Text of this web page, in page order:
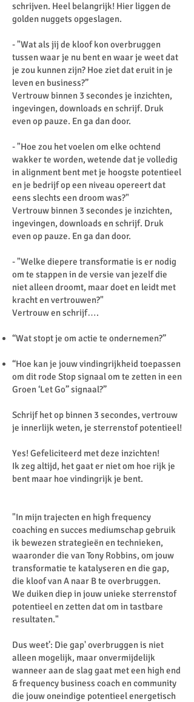
schrijven. Heel belangrijk! Hier liggen de
golden nuggets opgeslagen.
- "Wat als jij de kloof kon overbruggen
tussen waar je nu bent en waar je weet dat
je zou kunnen zijn? Hoe ziet dat eruit in je
leven en business?”
Vertrouw binnen 3 secondes je inzichten,
ingevingen, downloads en schrijf. Druk
even op pauze. En ga dan door.
- "Hoe zou het voelen om elke ochtend
wakker te worden, wetende dat je volledig
in alignment bent met je hoogste potentieel
en je bedrijf op een niveau opereert dat
eens slechts een droom was?"
Vertrouw binnen 3 secondes je inzichten,
ingevingen, downloads en schrijf. Druk
even op pauze. En ga dan door.
- "Welke diepere transformatie is er nodig
om te stappen in de versie van jezelf die
niet alleen droomt, maar doet en leidt met
kracht en vertrouwen?"
Vertrouw en schrijf….
“Wat stopt je om actie te ondernemen?”
“Hoe kan je jouw vindingrijkheid toepassen
om dit rode Stop signaal om te zetten in een
Groen ‘Let Go” signaal?”
Schrijf het op binnen 3 secondes, vertrouw
je innerlijk weten, je sterrenstof potentieel!
Yes! Gefeliciteerd met deze inzichten!
Ik zeg altijd, het gaat er niet om hoe rijk je
bent maar hoe vindingrijk je bent.
"In mijn trajecten en high frequency
coaching en succes mediumschap gebruik
ik bewezen strategieën en technieken,
waaronder die van Tony Robbins, om jouw
transformatie te katalyseren en die gap,
die kloof van A naar B te overbruggen.
We duiken diep in jouw unieke sterrenstof
potentieel en zetten dat om in tastbare
resultaten."
Dus weet’: Die gap' overbruggen is niet
alleen mogelijk, maar onvermijdelijk
wanneer aan de slag gaat met een high end
& frequency business coach en community
die jouw oneindige potentieel energetisch